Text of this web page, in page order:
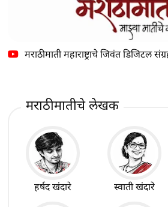
मराठीमाती महाराष्ट्राचे जिवंत डिजिटल
मराठीमातीचे लेखक
हर्षद खंदारे स्वाती खंदारे